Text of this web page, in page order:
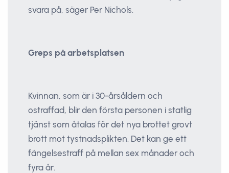
svara på, säger Per Nichols.
Greps på arbetsplatsen
Kvinnan, som är i 30-årsåldern och
ostraffad, blir den första personen i statlig
tjänst som åtalas för det nya brottet grovt
brott mot tystnadsplikten. Det kan ge ett
fängelsestraff på mellan sex månader och
fyra år.